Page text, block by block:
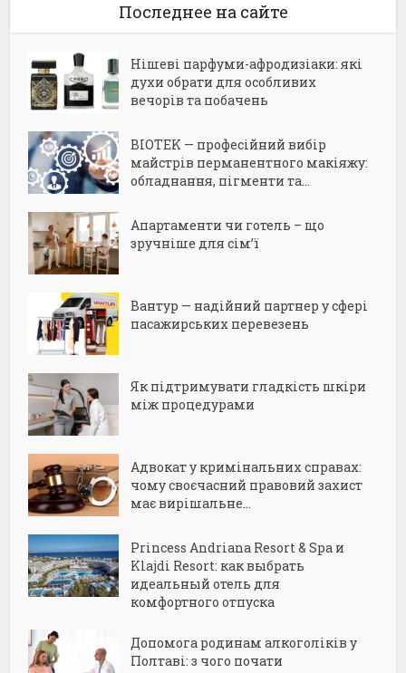
Последнее на сайте
Нішеві парфуми-афродизіаки: які
духи обрати для особливих
вечорів та побачень
BIOTEK — професійний вибір
майстрів перманентного макіяжу:
обладнання, пігменти та...
Апартаменти чи готель – що
зручніше для сім’ї
Вантур — надійний партнер у сфері
пасажирських перевезень
Як підтримувати гладкість шкіри
між процедурами
Адвокат у кримінальних справах:
чому своєчасний правовий захист
має вирішальне...
Princess Andriana Resort & Spa и
Klajdi Resort: как выбрать
идеальный отель для
комфортного отпуска
Допомога родинам алкоголіків у
Полтаві: з чого почати